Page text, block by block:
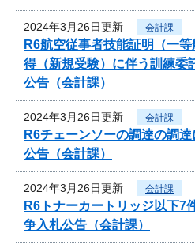
2024年3月26日更新 会計課
R6航空従事者技能証明（一
得（新規受験）に伴う訓練委
公告（会計課）
2024年3月26日更新 会計課
R6チェーンソーの調達の調
公告（会計課）
2024年3月26日更新 会計課
R6トナーカートリッジ以下7
争入札公告（会計課）